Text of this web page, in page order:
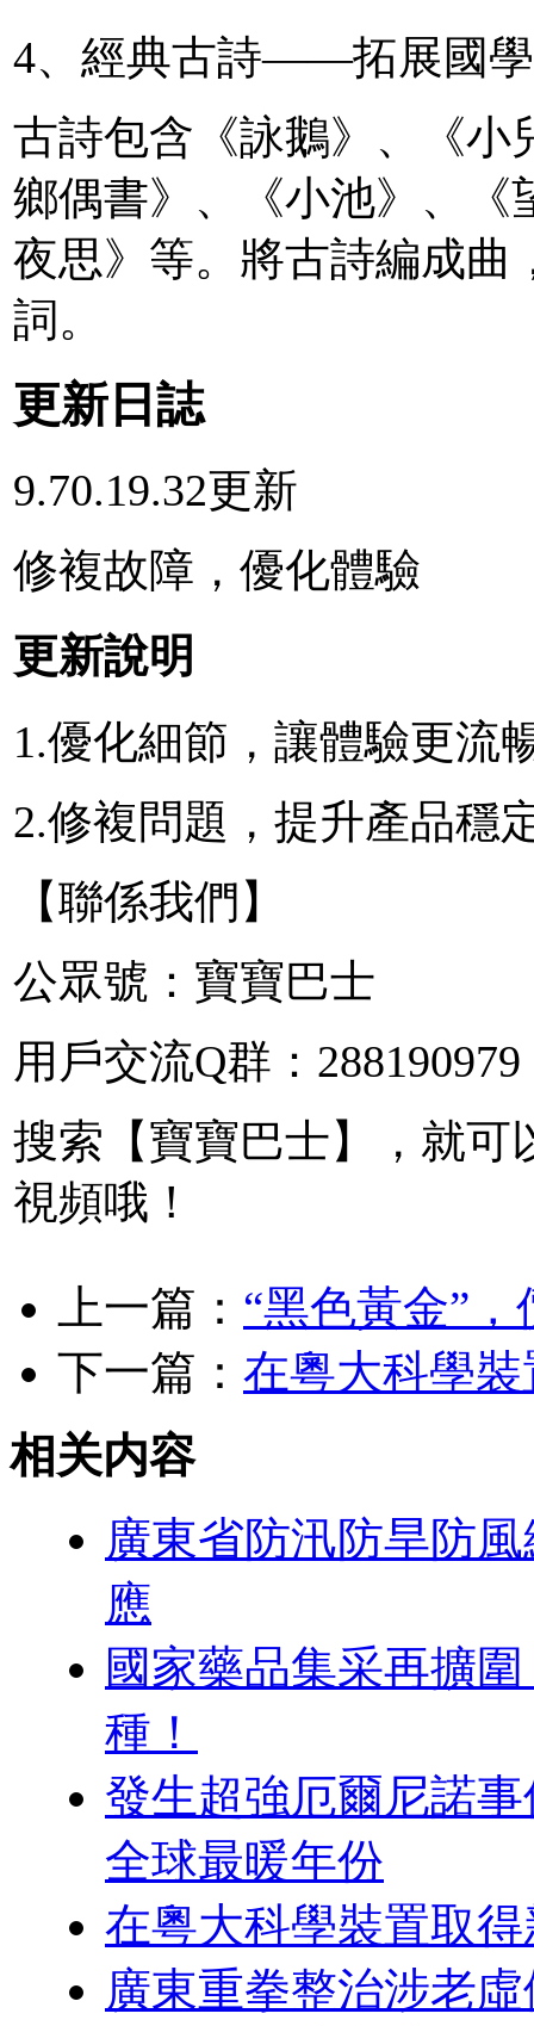
4、經典古詩——拓展國
古詩包含《詠鵝》、《小
鄉偶書》、《小池》、《
夜思》等。將古詩編成曲
詞。
更新日誌
9.70.19.32更新
修複故障，優化體驗
更新說明
1.優化細節，讓體驗更流
2.修複問題，提升產品穩
【聯係我們】
公眾號：寶寶巴士
用戶交流Q群：288190979
搜索【寶寶巴士】，就可
視頻哦！
上一篇： “黑色黃金”
下一篇： 在粵大科學
相关内容
廣東省防汛防旱防
應
國家藥品集采再擴
種！
發生超強厄爾尼諾
全球最暖年份
在粵大科學裝置取
廣東重拳整治涉老